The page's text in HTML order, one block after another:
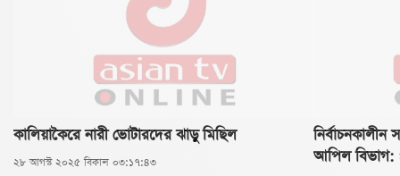
কালিয়াকৈরে নারী ভোটারদের ঝাড়ু মিছিল
২৮ আগস্ট ২০২৫ বিকাল ০৩:১৭:৪৩
নির্বাচনকালীন
আপিল বিভাগ: